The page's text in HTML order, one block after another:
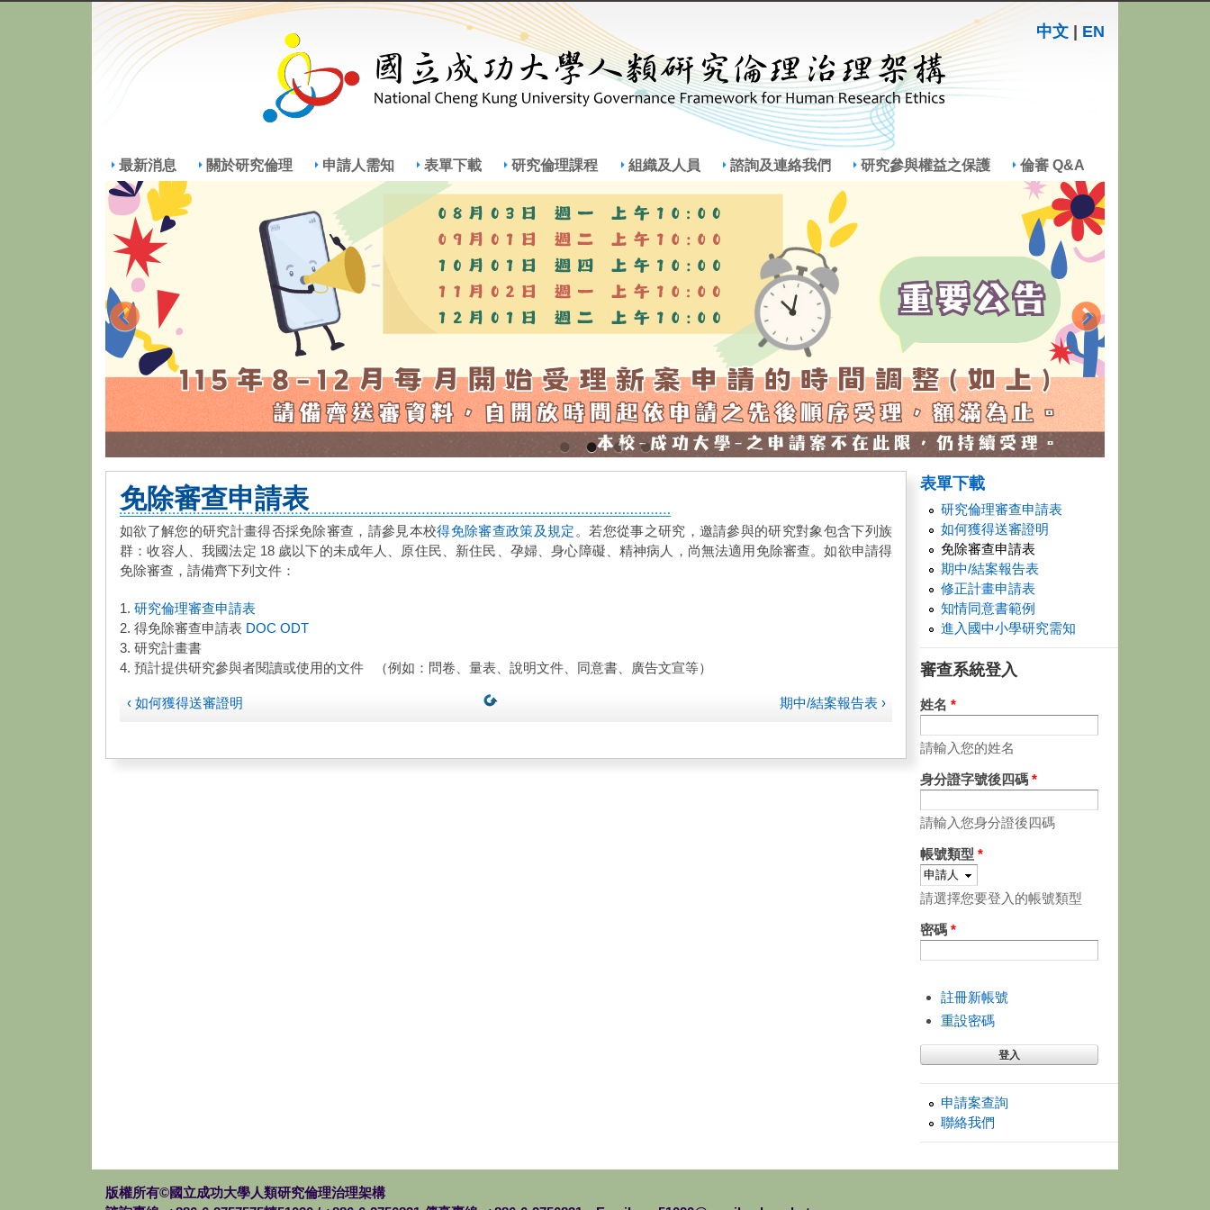
Jump to Navigation
Jump to Main content
中文 EN
最新消息 關於研究倫理 申請人需知 表單下載 研究倫理課程 組織及人員 諮詢及連絡我們 研究參與權益之保護 倫審 Q&A
免除審查申請表
如欲了解您的研究計畫得否採免除審查，請參見本校得免除審查政策及規定 。 若您從事之研究，邀請參與的研究對象包含下列族
群：​收容人、我國法定 18 歲以下的未成年人、原住民、新住民、孕婦、身心障礙、精神病人，尚無法適用免除審查。如欲申請得
免除審查，請備齊下列文件：
1. 研究倫理審查申請表
2. 得免除審查申請表 DOC ODT
3. 研究計畫書
4. 預計提供研究參與者閱讀或使用的文件 （例如：問卷、量表、說明文件、同意書、廣告文宣等）
‹ 如何獲得送審證明 期中/結案報告表 ›
表單下載
研究倫理審查申請表
如何獲得送審證明
免除審查申請表
期中/結案報告表
修正計畫申請表
知情同意書範例
進入國中小學研究需知
審查系統登入
姓名 *
請輸入您的姓名
身分證字號後四碼 *
請輸入您身分證後四碼
帳號類型 *
請選擇您要登入的帳號類型
密碼 *
註冊新帳號
重設密碼
申請案查詢
聯絡我們
版權所有©國立成功大學人類研究倫理治理架構